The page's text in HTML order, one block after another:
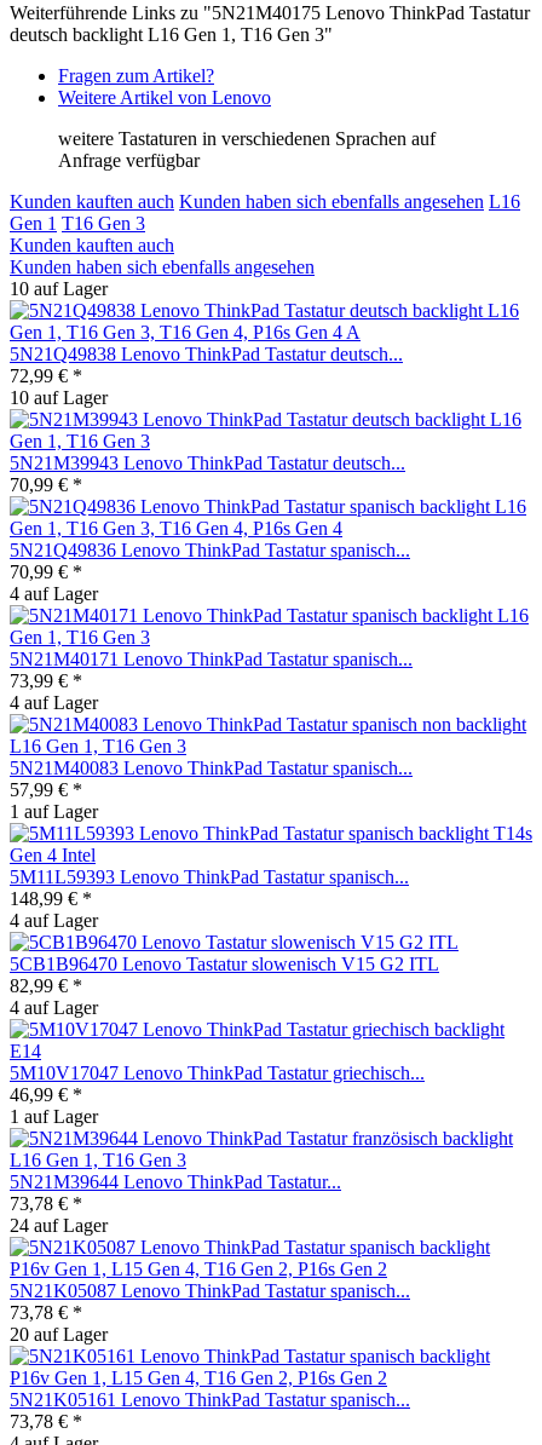
Weiterführende Links zu "5N21M40175 Lenovo ThinkPad Tastatur
deutsch backlight L16 Gen 1, T16 Gen 3"
Fragen zum Artikel?
Weitere Artikel von Lenovo
weitere Tastaturen in verschiedenen Sprachen auf
Anfrage verfügbar
Kunden kauften auch Kunden haben sich ebenfalls angesehen L16
Gen 1 T16 Gen 3
Kunden kauften auch
Kunden haben sich ebenfalls angesehen
10 auf Lager
5N21Q49838 Lenovo ThinkPad Tastatur deutsch...
72,99 € *
10 auf Lager
5N21M39943 Lenovo ThinkPad Tastatur deutsch...
70,99 € *
5N21Q49836 Lenovo ThinkPad Tastatur spanisch...
70,99 € *
4 auf Lager
5N21M40171 Lenovo ThinkPad Tastatur spanisch...
73,99 € *
4 auf Lager
5N21M40083 Lenovo ThinkPad Tastatur spanisch...
57,99 € *
1 auf Lager
5M11L59393 Lenovo ThinkPad Tastatur spanisch...
148,99 € *
4 auf Lager
5CB1B96470 Lenovo Tastatur slowenisch V15 G2 ITL
82,99 € *
4 auf Lager
5M10V17047 Lenovo ThinkPad Tastatur griechisch...
46,99 € *
1 auf Lager
5N21M39644 Lenovo ThinkPad Tastatur...
73,78 € *
24 auf Lager
5N21K05087 Lenovo ThinkPad Tastatur spanisch...
73,78 € *
20 auf Lager
5N21K05161 Lenovo ThinkPad Tastatur spanisch...
73,78 € *